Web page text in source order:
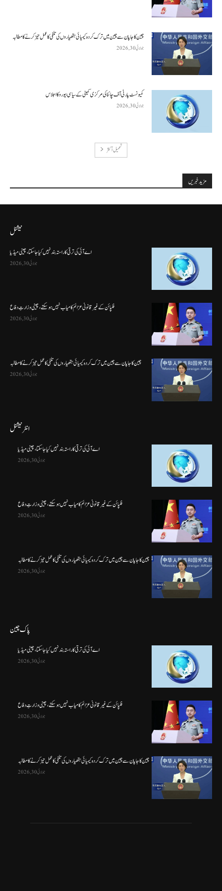
چین کا جاپان سے چین میں ترک کردہ کیمیائی ہتھیاروں کی تلفی کا عمل تیز کرنے کا مطالبہ
جولائی 30, 2026
کمیونسٹ پارٹی آف چائنا کی مرکزی کمیٹی کے سیاسی بیورو کا اجلاس
جولائی 30, 2026
تحميل أكثر
مزید خبریں
نیشنل
اے آئی کی ترقی کا راستہ بند نہیں کیا جا سکتا، چینی میڈیا
جولائی 30, 2026
فلپائن کے غیر قانونی عزائم کامیاب نہیں ہو سکتے ، چینی وزارتِ دفاع
جولائی 30, 2026
چین کا جاپان سے چین میں ترک کردہ کیمیائی ہتھیاروں کی تلفی کا عمل تیز کرنے کا مطالبہ
جولائی 30, 2026
انٹرنیشنل
اے آئی کی ترقی کا راستہ بند نہیں کیا جا سکتا، چینی میڈیا
جولائی 30, 2026
فلپائن کے غیر قانونی عزائم کامیاب نہیں ہو سکتے ، چینی وزارتِ دفاع
جولائی 30, 2026
چین کا جاپان سے چین میں ترک کردہ کیمیائی ہتھیاروں کی تلفی کا عمل تیز کرنے کا مطالبہ
جولائی 30, 2026
پاک چین
اے آئی کی ترقی کا راستہ بند نہیں کیا جا سکتا، چینی میڈیا
جولائی 30, 2026
فلپائن کے غیر قانونی عزائم کامیاب نہیں ہو سکتے ، چینی وزارتِ دفاع
جولائی 30, 2026
چین کا جاپان سے چین میں ترک کردہ کیمیائی ہتھیاروں کی تلفی کا عمل تیز کرنے کا مطالبہ
جولائی 30, 2026